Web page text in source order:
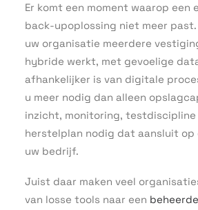
Er komt een moment waarop een
back-upoplossing niet meer
uw organisatie meerdere
hybride werkt, met gevoelige
afhankelijker is van digitale
u meer nodig dan alleen
inzicht, monitoring, testdiscipline
herstelplan nodig dat aansluit
uw bedrijf.
Juist daar maken veel
van losse tools naar een